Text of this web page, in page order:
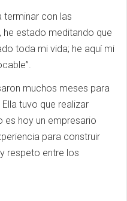
terminar con las
he estado meditando que
toda mi vida; he aquí mi
muchos meses para
tuvo que realizar
es hoy un empresario
para construir
respeto entre los